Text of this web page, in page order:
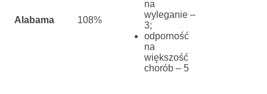
Alabama 108%
na
wyleganie –
3;
odporność
na
większość
chorób – 5